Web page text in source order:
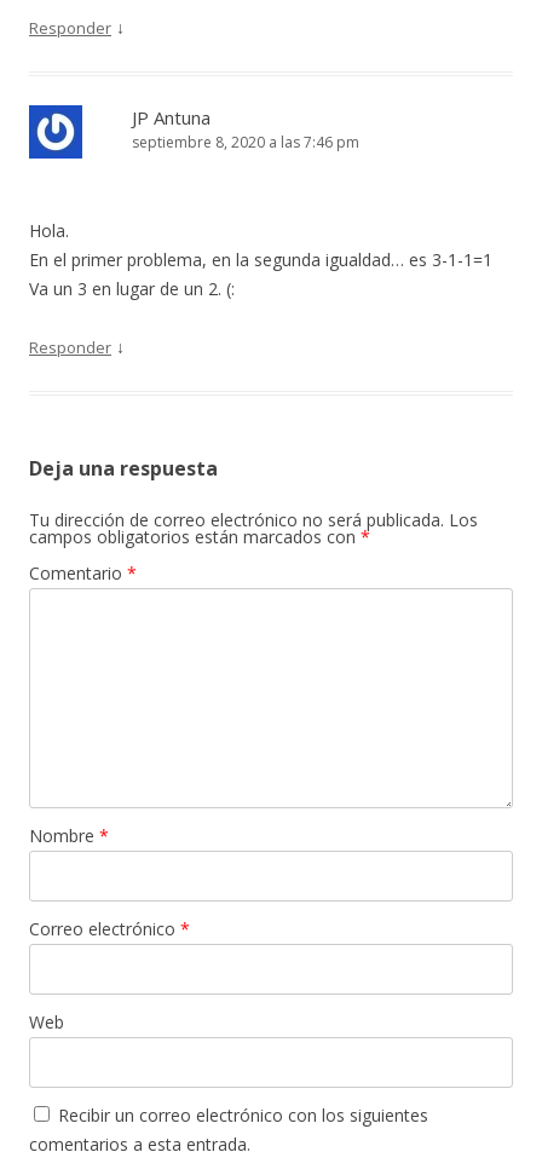
Responder ↓
JP Antuna
septiembre 8, 2020 a las 7:46 pm
Hola.
En el primer problema, en la segunda igualdad… es 3-1-1=1
Va un 3 en lugar de un 2. (:
Responder ↓
Deja una respuesta
Tu dirección de correo electrónico no será publicada. Los
campos obligatorios están marcados con *
Comentario *
Nombre *
Correo electrónico *
Web
Recibir un correo electrónico con los siguientes
comentarios a esta entrada.